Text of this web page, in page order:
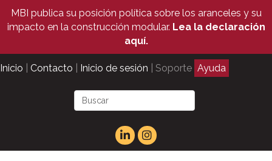
MBI publica su posición política sobre los aranceles y su
impacto en la construcción modular. Lea la declaración
aquí.
Inicio Contacto Inicio de sesión | Soporte Ayuda